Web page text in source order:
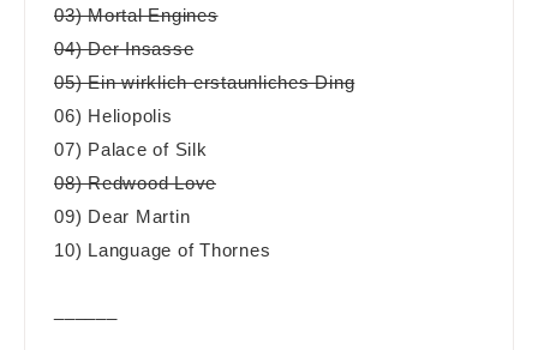
03) Mortal Engines
04) Der Insasse
05) Ein wirklich erstaunliches Ding
06) Heliopolis
07) Palace of Silk
08) Redwood Love
09) Dear Martin
10) Language of Thornes